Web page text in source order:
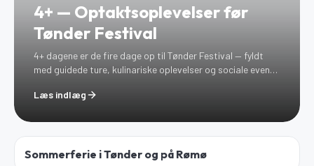
4+ — Optaktsoplevelser før
Tønder Festival
4+ dagene er de fire dage op til Tønder Festival — fyldt
med guidede ture, kulinariske oplevelser og sociale events
link og information.
Læs indlæg
Sommerferie i Tønder og på Rømø